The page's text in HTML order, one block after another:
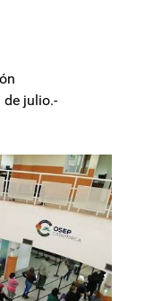
de julio.-